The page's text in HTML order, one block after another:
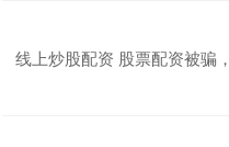
线上炒股配资 股票配资被骗